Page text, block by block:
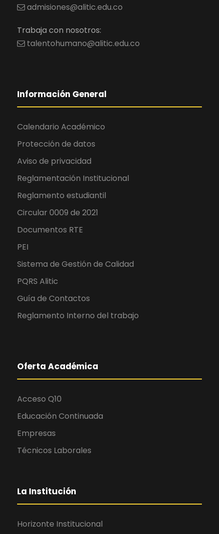
admisiones@alitic.edu.co
Trabaja con nosotros:
talentohumano@alitic.edu.co
Información General
Calendario Académico
Protección de datos
Aviso de privacidad
Reglamentación Institucional
Reglamento estudiantil
Circular 0009 de 2021
Documentos RTE
PEI
Sistema de Gestión de Calidad
PQRS Alitic
Guía de Contactos
Reglamento Interno del trabajo
Oferta Académica
Acceso Q10
Educación Continuada
Empresas
Técnicos Laborales
La Institución
Horizonte Institucional